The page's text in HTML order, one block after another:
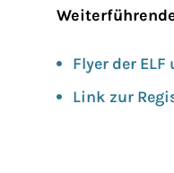
Flyer der ELF
Link zur